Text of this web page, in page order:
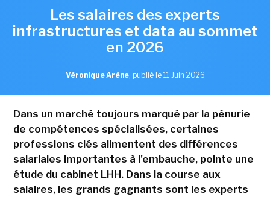
Les salaires des experts
infrastructures et data au sommet
en 2026
Véronique Arène, publié le 11 Juin 2026
Dans un marché toujours marqué par la pénurie
de compétences spécialisées, certaines
professions clés alimentent des différences
salariales importantes à l'embauche, pointe une
étude du cabinet LHH. Dans la course aux
salaires, les grands gagnants sont les experts